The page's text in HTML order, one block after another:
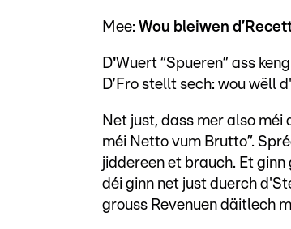
Mee: Wou bleiwen
D'Wuert “Spueren” ass
D’Fro stellt sech: wou wëll
Net just, dass mer also méi
méi Netto vum Brutto”.
jiddereen et brauch. Et
déi ginn net just duerch
grouss Revenuen däitlech